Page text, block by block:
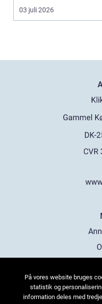
att tiden, o...
03 juli 2026
På vores website bruges
statistik og
information deles med